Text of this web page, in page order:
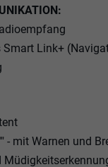
Smart Link+
- mit Warnen und